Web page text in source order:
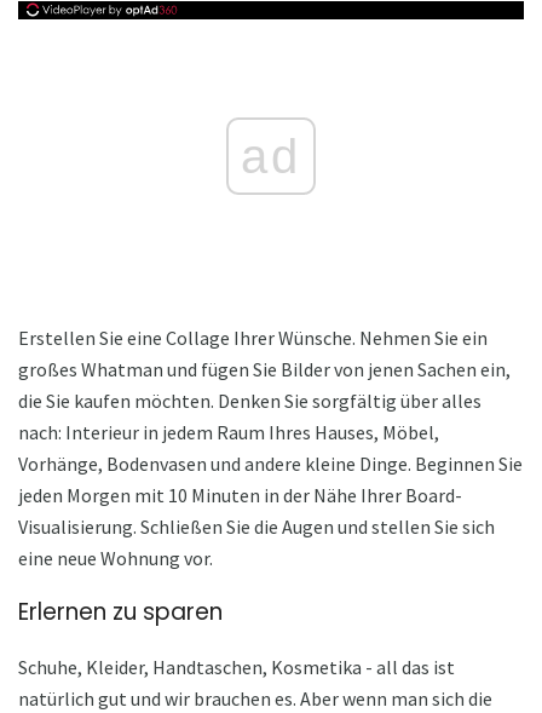
ad
Erstellen Sie eine Collage Ihrer Wünsche. Nehmen Sie ein
großes Whatman und fügen Sie Bilder von jenen Sachen ein,
die Sie kaufen möchten. Denken Sie sorgfältig über alles
nach: Interieur in jedem Raum Ihres Hauses, Möbel,
Vorhänge, Bodenvasen und andere kleine Dinge. Beginnen Sie
jeden Morgen mit 10 Minuten in der Nähe Ihrer Board-
Visualisierung. Schließen Sie die Augen und stellen Sie sich
eine neue Wohnung vor.
Erlernen zu sparen
Schuhe, Kleider, Handtaschen, Kosmetika - all das ist
natürlich gut und wir brauchen es. Aber wenn man sich die